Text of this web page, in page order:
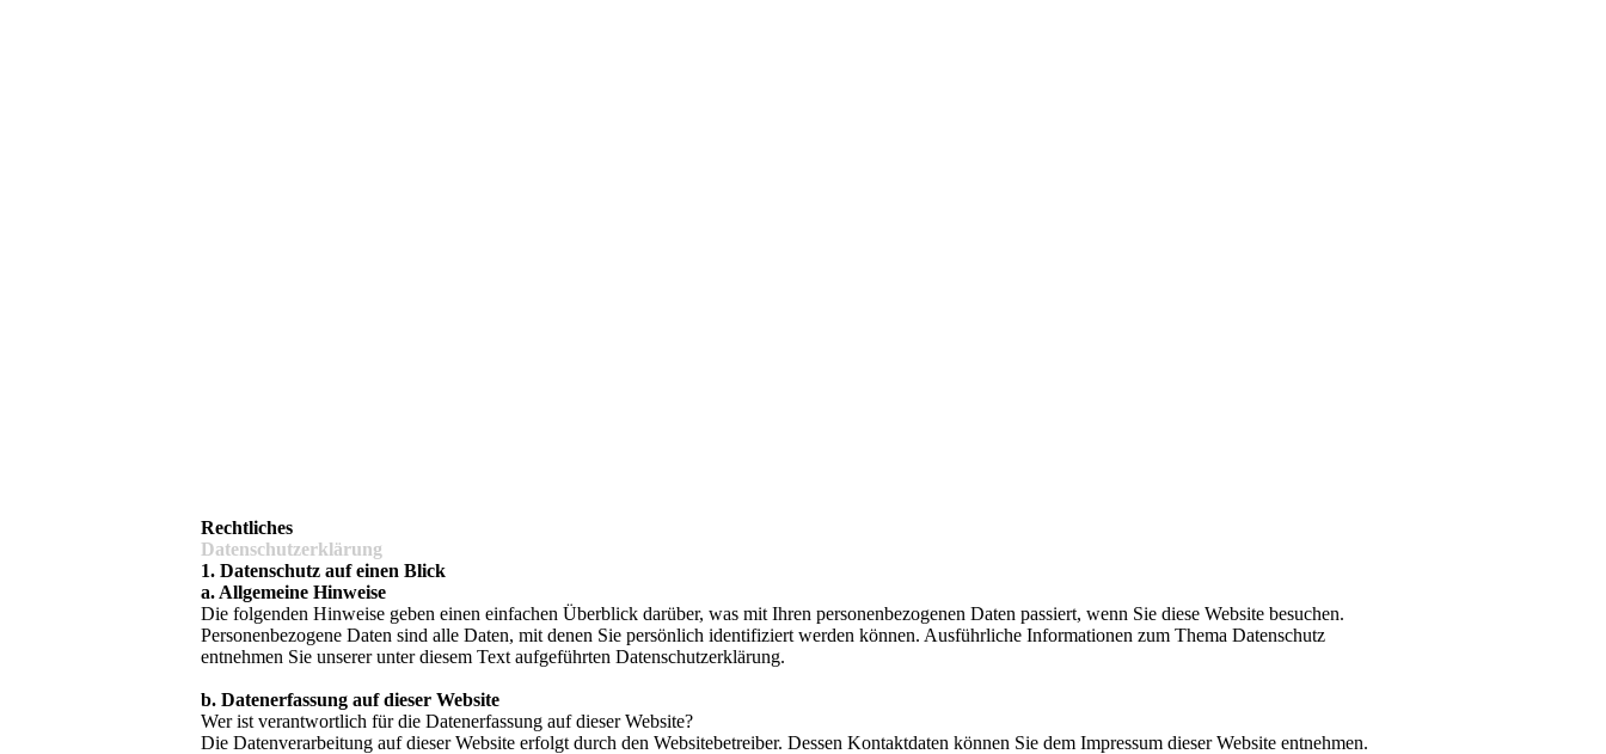
Rechtliches
Daten­­schutz­­­erklärung
1. Datenschutz auf einen Blick
a. Allgemeine Hinweise
Die folgenden Hinweise geben einen einfachen Überblick darüber, was mit Ihren personenbezogenen Daten passiert, wenn Sie diese Website besuchen.
Personenbezogene Daten sind alle Daten, mit denen Sie persönlich identifiziert werden können. Ausführliche Informationen zum Thema Datenschutz
entnehmen Sie unserer unter diesem Text aufgeführten Datenschutzerklärung.
b. Datenerfassung auf dieser Website
Wer ist verantwortlich für die Datenerfassung auf dieser Website?
Die Datenverarbeitung auf dieser Website erfolgt durch den Websitebetreiber. Dessen Kontaktdaten können Sie dem Impressum dieser Website entnehmen.